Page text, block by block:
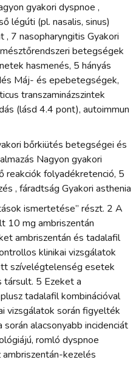
gyakori dyspnoe ,
légúti (pl. nasalis, sinus)
7 nasopharyngitis Gyakori
betegségek
hasmenés, 5 hányás
Máj- és epebetegségek,
transzaminázszintek
(lásd 4.4 pont), autoimmun
bőrkiütés betegségei és
Nagyon gyakori
reakciók folyadékretenció, 5
, fáradtság Gyakori asthenia
ismertetése” részt. 2 A
10 mg ambriszentán
ambriszentán és tadalafil
klinikai vizsgálatok
szívelégtelenség esetek
5 Ezeket a
tadalafil kombinációval
vizsgálatok során figyelték
alacsonyabb incidenciát
romló dyspnoe
kezelés